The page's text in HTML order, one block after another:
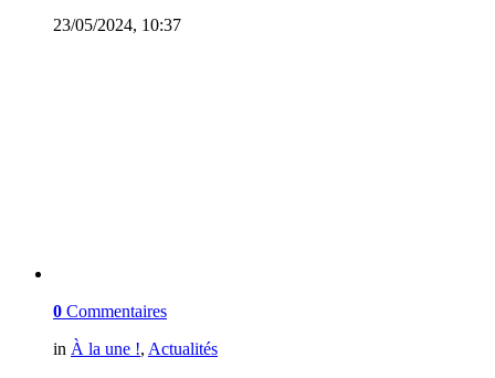
23/05/2024, 10:37
0 Commentaires
in À la une !, Actualités